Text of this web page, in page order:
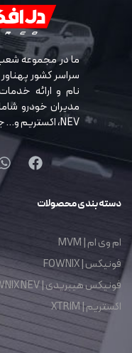
ما در مجموعه
سراسر کشور
نام و ارائه
مدیران خودرو
NEV، اکستریم و… جهت ثبت نام با ما تماس بگیرید.
دسته بندی محصولات
ام وی ام | MVM
فونیکس | FOWNIX
فونیکس هیبریدی | FOWNIX NEV
اکستریم | XTRIM